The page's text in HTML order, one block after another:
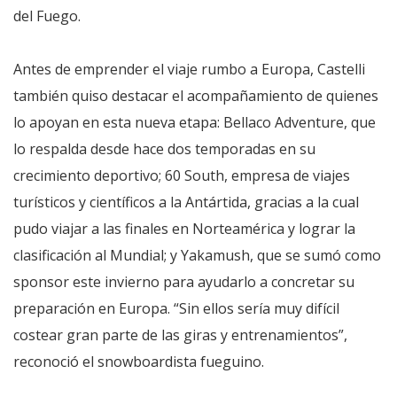
del Fuego.
Antes de emprender el viaje rumbo a Europa, Castelli
también quiso destacar el acompañamiento de quienes
lo apoyan en esta nueva etapa: Bellaco Adventure, que
lo respalda desde hace dos temporadas en su
crecimiento deportivo; 60 South, empresa de viajes
turísticos y científicos a la Antártida, gracias a la cual
pudo viajar a las finales en Norteamérica y lograr la
clasificación al Mundial; y Yakamush, que se sumó como
sponsor este invierno para ayudarlo a concretar su
preparación en Europa. “Sin ellos sería muy difícil
costear gran parte de las giras y entrenamientos”,
reconoció el snowboardista fueguino.